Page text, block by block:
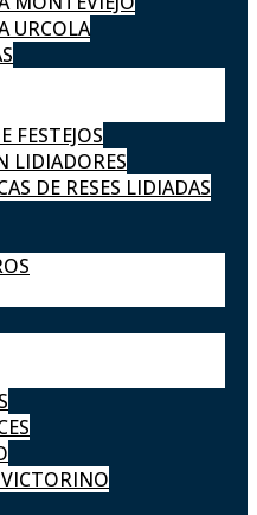
URCOLA
FESTEJOS
LIDIADORES
DE RESES LIDIADAS